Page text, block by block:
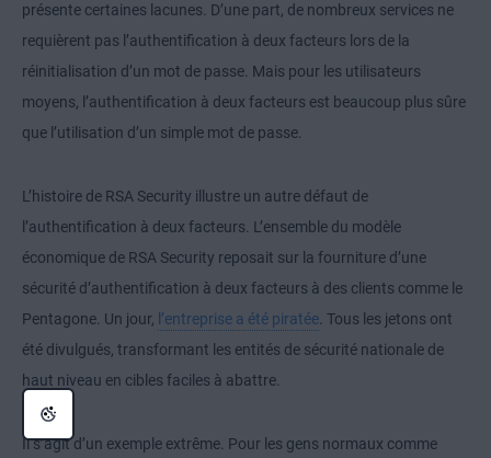
présente certaines lacunes. D’une part, de nombreux services ne
requièrent pas l’authentification à deux facteurs lors de la
réinitialisation d’un mot de passe. Mais pour les utilisateurs
moyens, l’authentification à deux facteurs est beaucoup plus sûre
que l’utilisation d’un simple mot de passe.
L’histoire de RSA Security illustre un autre défaut de
l’authentification à deux facteurs. L’ensemble du modèle
économique de RSA Security reposait sur la fourniture d’une
sécurité d’authentification à deux facteurs à des clients comme le
Pentagone. Un jour,
l’entreprise a été piratée . Tous les jetons ont
été divulgués, transformant les entités de sécurité nationale de
haut niveau en cibles faciles à abattre.
Il s’agit d’un exemple extrême. Pour les gens normaux comme